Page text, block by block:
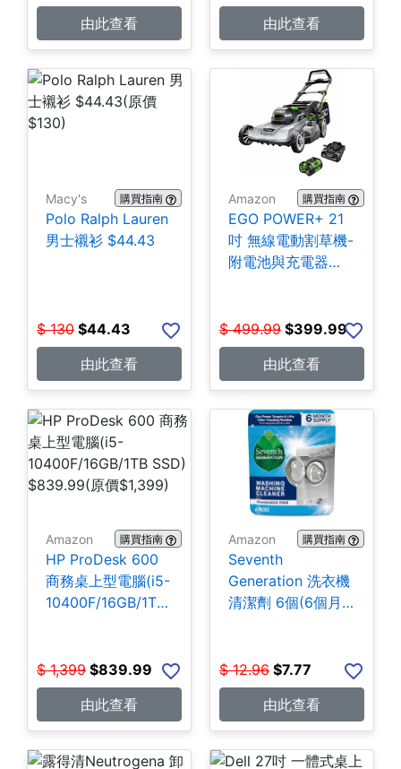
由此查看
由此查看
Macy's 購買指南
Polo Ralph Lauren
男士襯衫 $44.43
$ 130 $44.43
由此查看
Amazon 購買指南
EGO POWER+ 21
吋 無線電動割草機-
附電池與充電器
$ 499.99 $399.99
由此查看
Amazon 購買指南
HP ProDesk 600
商務桌上型電腦(i5-
10400F/16GB/1TB
$ 1,399 $839.99
由此查看
Amazon 購買指南
Seventh
Generation 洗衣機
清潔劑 6個(6個月
$ 12.96 $7.77
由此查看